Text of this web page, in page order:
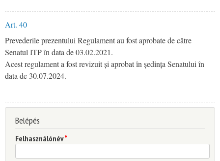
Art. 40
Prevederile prezentului Regulament au fost aprobate de către
Senatul ITP în data de 03.02.2021.
Acest regulament a fost revizuit și aprobat în ședința Senatului în
data de 30.07.2024.
Belépés
Felhasználónév*